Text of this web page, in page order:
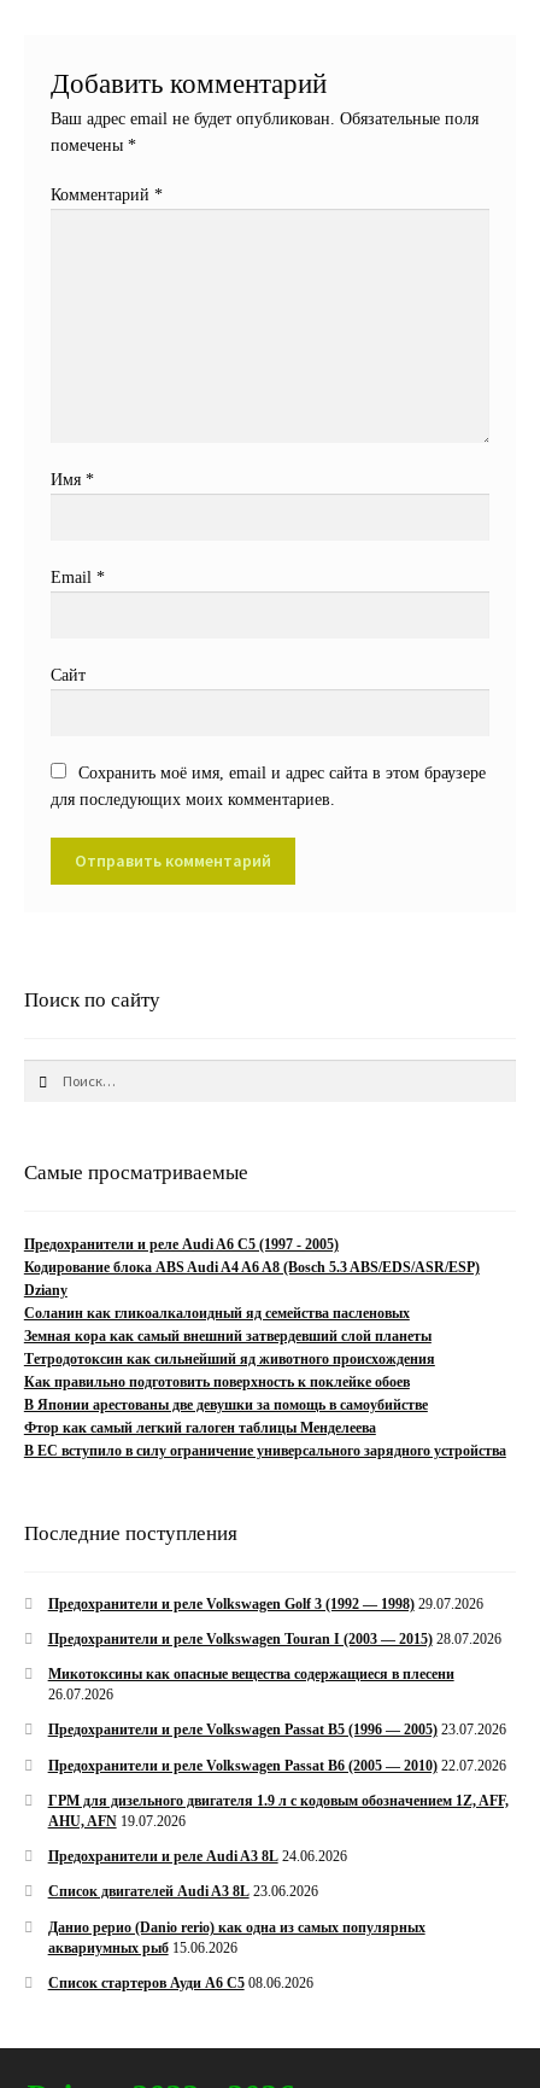
Добавить комментарий
Ваш адрес email не будет опубликован.
Обязательные поля
помечены*
Комментарий*
Имя*
Email*
Сайт
Сохранить моё имя, email и адрес сайта в этом браузере
для последующих моих комментариев.
Поиск по сайту
Самые просматриваемые
Предохранители и реле Audi A6 C5 (1997 - 2005)
Кодирование блока ABS Audi A4 A6 A8 (Bosch 5.3 ABS/EDS/ASR/ESP)
Dziany
Соланин как гликоалкалоидный яд семейства пасленовых
Земная кора как самый внешний затвердевший слой планеты
Тетродотоксин как сильнейший яд животного происхождения
Как правильно подготовить поверхность к поклейке обоев
В Японии арестованы две девушки за помощь в самоубийстве
Фтор как самый легкий галоген таблицы Менделеева
В ЕС вступило в силу ограничение универсального зарядного устройства
Последние поступления
Предохранители и реле Volkswagen Golf 3 (1992 — 1998) 29.07.2026
Предохранители и реле Volkswagen Touran I (2003 — 2015) 28.07.2026
Микотоксины как опасные вещества содержащиеся в плесени
26.07.2026
Предохранители и реле Volkswagen Passat B5 (1996 — 2005) 23.07.2026
Предохранители и реле Volkswagen Passat B6 (2005 — 2010) 22.07.2026
ГРМ для дизельного двигателя 1.9 л с кодовым обозначением 1Z, AFF,
AHU, AFN 19.07.2026
Предохранители и реле Audi A3 8L 24.06.2026
Список двигателей Audi A3 8L 23.06.2026
Данио рерио (Danio rerio) как одна из самых популярных
аквариумных рыб 15.06.2026
Список стартеров Ауди А6 С5 08.06.2026